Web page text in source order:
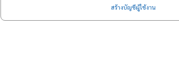
สร้างบัญชีผู้ใช้งาน